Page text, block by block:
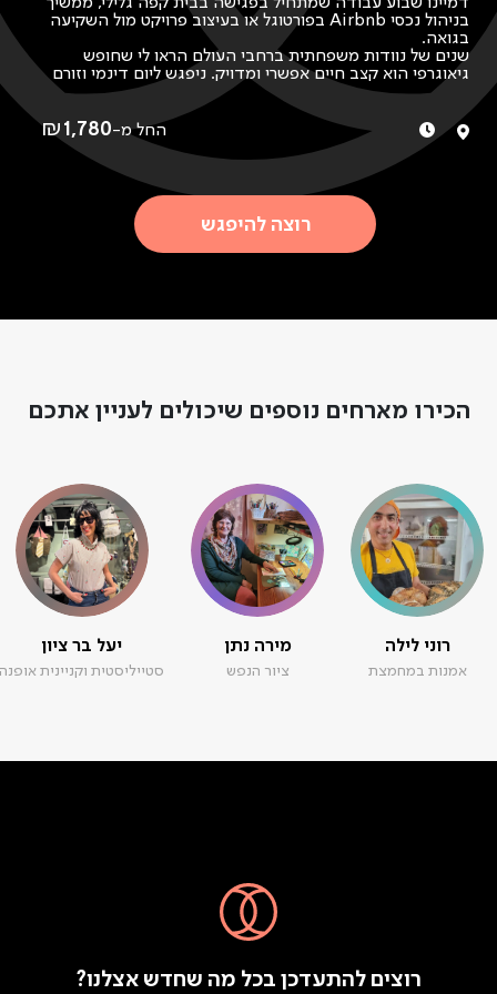
דמיינו שבוע עבודה שמתחיל בפגישה בבית קפה גלילי, ממשיך
בניהול נכסי Airbnb בפורטוגל או בעיצוב פרויקט מול השקיעה
בגואה.
שנים של נוודות משפחתית ברחבי העולם הראו לי שחופש
גיאוגרפי הוא קצב חיים אפשרי ומדויק. ניפגש ליום דינמי וזורם
שכולו עבודה מרחוק. ניסע לבית הקפה, נתמלא באווירה נעימה
וקפה טוב. נשמע פודקאסטים מעוררי השראה בדרך, ונשוחח על
איך יוצרים סגנון חיים גמיש וחופשי יותר.
נצא לטבע, ונגלה יחד איך גם באמצע "שום מקום" אפשר לפתוח
לפטופ, לחשוב ולעבוד כשהכול נמצא אצלנו בין האצבעות. נבקר
בביתנו, שבעצמו מהווה נכס עסקי, ותוכלו להרגיש מקרוב איך
אפשר לראות את החיים, גם כמשפחה, כדינמיים, יצירתיים
החל מ-1,780
₪
רוצה להיפגש
הכירו מארחים נוספים שיכולים לעניין אתכם
רוני לילה
אמנות במחמצת
מירה נתן
ציור הנפש
יעל בר ציון
סטייליסטית וקניינית אופנה
רוצים להתעדכן בכל מה שחדש אצלנו?